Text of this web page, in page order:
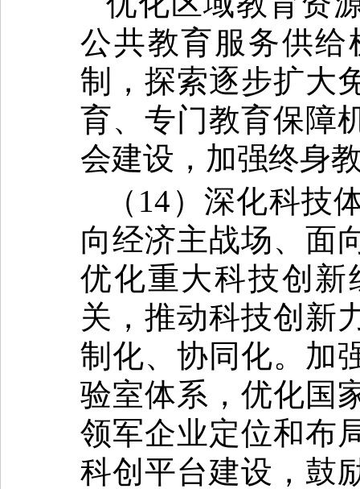
公共教育服务供
制，探索逐步扩大
育、专门教育保障
会建设，加强终身
（14）深化科技
向经济主战场、面
优化重大科技创
关，推动科技创新
制化、协同化。加
验室体系，优化国
领军企业定位和布
科创平台建设，鼓